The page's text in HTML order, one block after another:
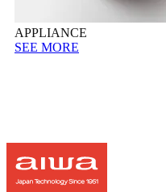
APPLIANCE
SEE MORE